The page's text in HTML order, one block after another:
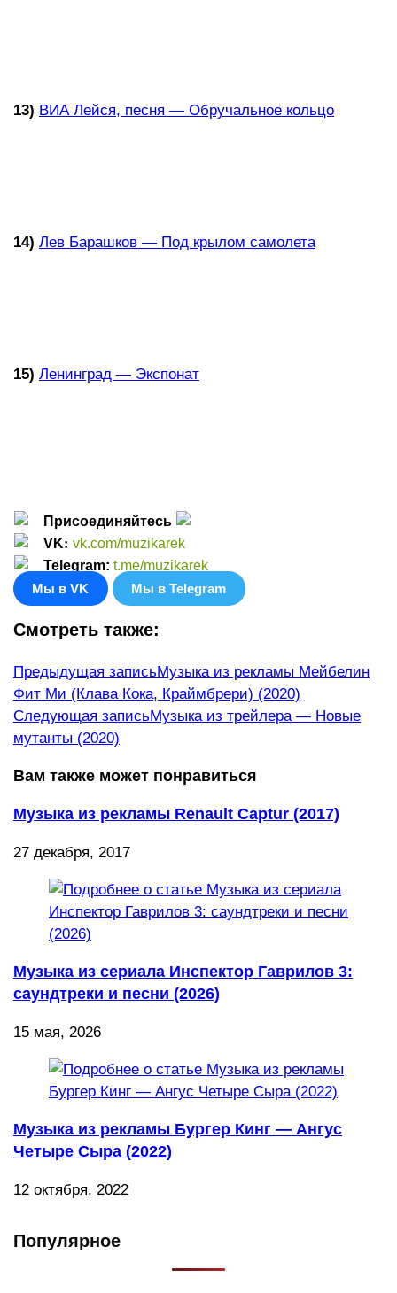
13) ВИА Лейся, песня — Обручальное кольцо
14) Лев Барашков — Под крылом самолета
15) Ленинград — Экспонат
Присоединяйтесь
VK: vk.com/muzikarek
Telegram: t.me/muzikarek
Мы в VK Мы в Telegram
Смотреть также:
Еще
статьи
Предыдущая записьМузыка из рекламы Мейбелин
Фит Ми (Клава Кока, Краймбрери) (2020)
Следующая записьМузыка из трейлера — Новые
мутанты (2020)
Вам также может понравиться
Музыка из рекламы Renault Captur (2017)
27 декабря, 2017
Музыка из сериала Инспектор Гаврилов 3:
саундтреки и песни (2026)
15 мая, 2026
Музыка из рекламы Бургер Кинг — Ангус
Четыре Сыра (2022)
12 октября, 2022
Популярное